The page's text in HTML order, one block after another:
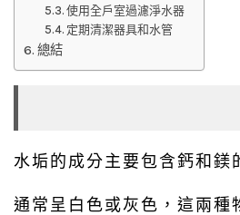
使用全戶室過濾淨水器
定期清潔器具和水管
總結
水垢的成分主要包含鈣和鎂
通常呈白色或灰色，這兩種